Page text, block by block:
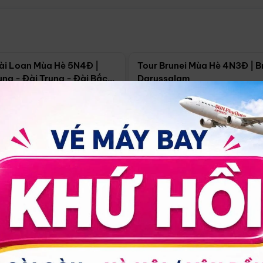
Loan Mùa Hè 5N4Đ |
- Đài Trung - Đài Bắc
18/09
Tour Brunei Mùa Hè 4N3Đ |
Darussalam
Hồ Chí Minh 4N3Đ
30/08 17/09 24/09
14.499.000đ Xem chi